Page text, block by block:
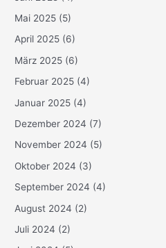
Mai 2025 (5)
April 2025 (6)
März 2025 (6)
Februar 2025 (4)
Januar 2025 (4)
Dezember 2024 (7)
November 2024 (5)
Oktober 2024 (3)
September 2024 (4)
August 2024 (2)
Juli 2024 (2)